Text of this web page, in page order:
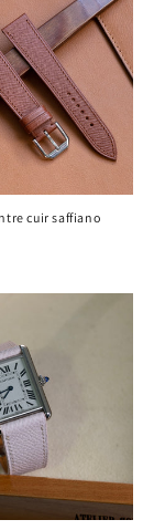
cuir saffiano
des
vos